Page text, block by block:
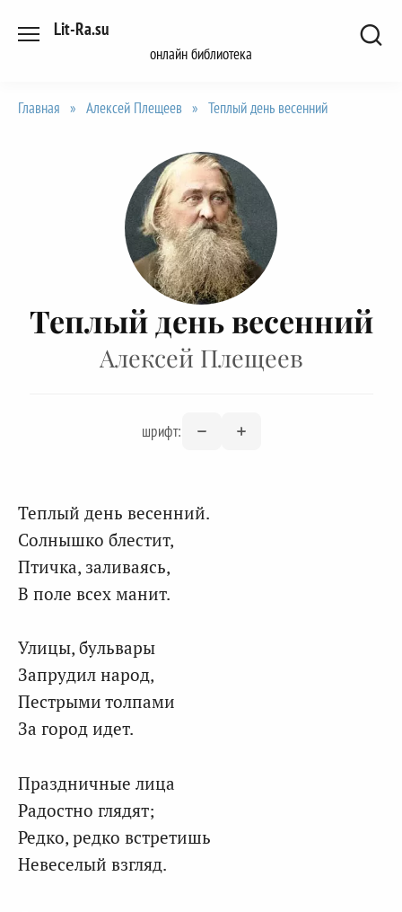
Lit-Ra.su
онлайн библиотека
Главная » Алексей Плещеев » Теплый день весенний
Теплый день весенний
Алексей Плещеев
шрифт:
Теплый день весенний.
Солнышко блестит,
Птичка, заливаясь,
В поле всех манит.
Улицы, бульвары
Запрудил народ,
Пестрыми толпами
За город идет.
Праздничные лица
Радостно глядят;
Редко, редко встретишь
Невеселый взгляд.